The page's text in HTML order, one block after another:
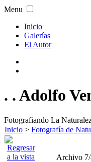
Menu
Inicio
Galerías
El Autor
. . Adolfo
Fotografiando La
Inicio > Fotografía de
Archivo